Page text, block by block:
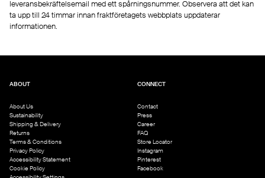
leveransbekräftelsemail med ett spårningsnummer. Observera att det kan
ta upp till 24 timmar innan fraktföretagets webbplats uppdaterar
informationen.
ABOUT
About Us
Sustainability
Shipping & Delivery
Returns
Terms & Conditions
Privacy Policy
Accessibility Statement
Cookie Policy
CONNECT
Contact
Press
Career
FAQ
Store Locator
Instagram
Pinterest
Facebook